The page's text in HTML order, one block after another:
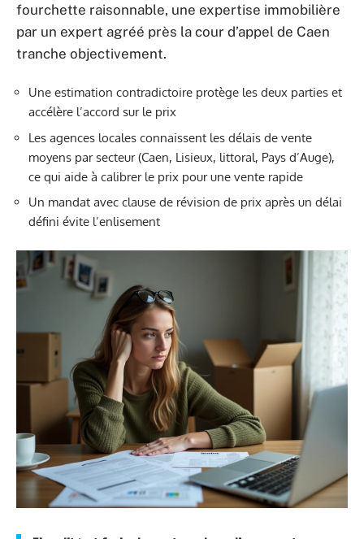
fourchette raisonnable, une expertise immobilière
par un expert agréé près la cour d’appel de Caen
tranche objectivement.
Une estimation contradictoire protège les deux parties et
accélère l’accord sur le prix
Les agences locales connaissent les délais de vente
moyens par secteur (Caen, Lisieux, littoral, Pays d’Auge),
ce qui aide à calibrer le prix pour une vente rapide
Un mandat avec clause de révision de prix après un délai
défini évite l’enlisement